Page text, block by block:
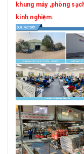
khung máy ,phòng
kinh nghiệm.